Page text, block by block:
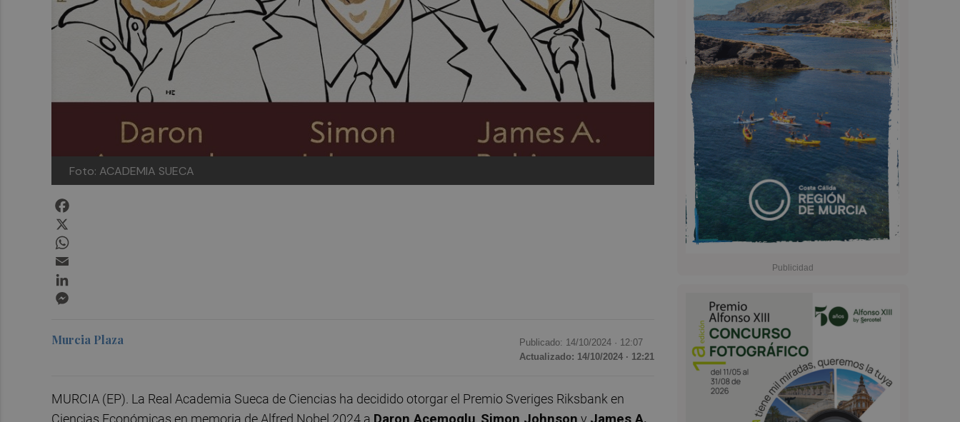
Foto: ACADEMIA SUECA
Murcia Plaza Publicado: 14/10/2024 · 12:07
Actualizado: 14/10/2024 · 12:21
MURCIA (EP). La Real Academia Sueca de Ciencias ha decidido otorgar el Premio Sveriges Riksbank en